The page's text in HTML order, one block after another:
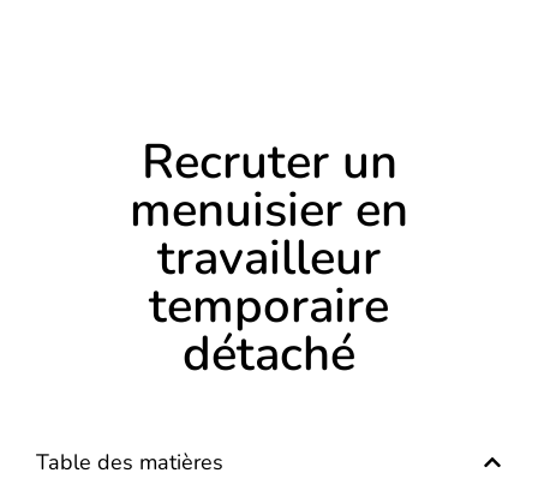
Recruter un
menuisier en
travailleur
temporaire
détaché
Table des matières